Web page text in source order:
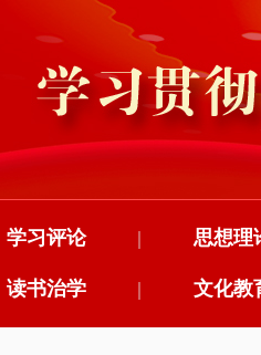
学习评论 思想理
|
读书治学 文化教
|